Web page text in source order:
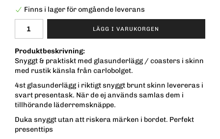
Finns i lager för omgående leverans
LÄGG I VARUKORGEN
Produktbeskrivning:
Snyggt & praktiskt med glasunderlägg / coasters i skinn
med rustik känsla från carlobolget.
4st glasunderlägg i riktigt snyggt brunt skinn levereras i
svart presentask. När de ej används samlas dem i
tillhörande läderremsknäppe.
Duka snyggt utan att riskera märken i bordet. Perfekt
presenttips